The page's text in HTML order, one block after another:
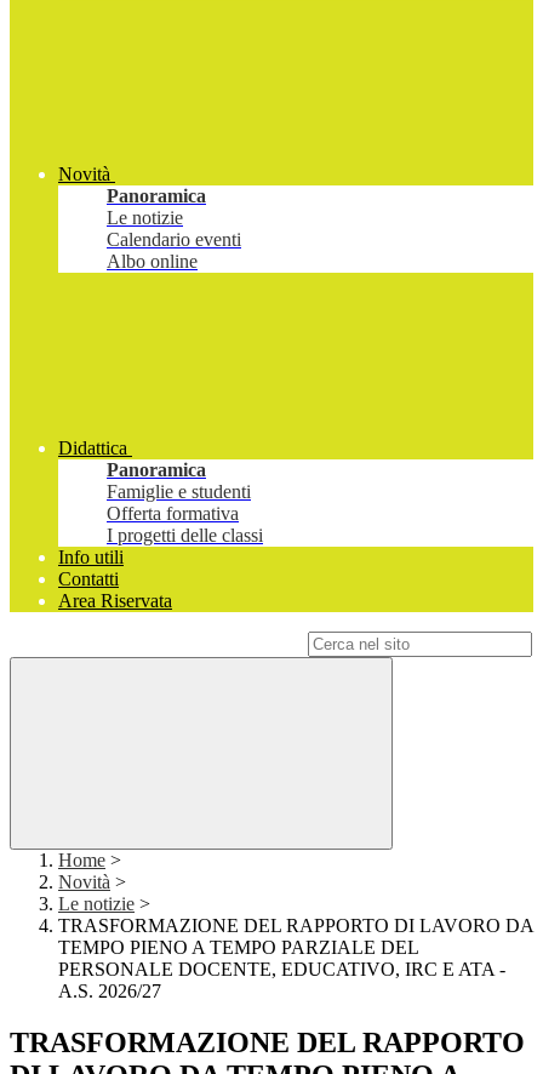
Novità
Panoramica
Le notizie
Calendario eventi
Albo online
Didattica
Panoramica
Famiglie e studenti
Offerta formativa
I progetti delle classi
Info utili
Contatti
Area Riservata
Home >
Novità >
Le notizie >
TRASFORMAZIONE DEL RAPPORTO DI LAVORO DA
TEMPO PIENO A TEMPO PARZIALE DEL
PERSONALE DOCENTE, EDUCATIVO, IRC E ATA -
A.S. 2026/27
TRASFORMAZIONE DEL RAPPORTO